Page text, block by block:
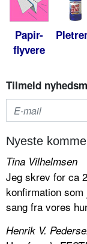
Papir-
flyvere
Tilmeld
Nyeste
Tina Vilhelmsen
Jeg skrev for ca
konfirmation
sang fra vores
Henrik V.